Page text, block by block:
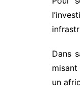
Dans
un